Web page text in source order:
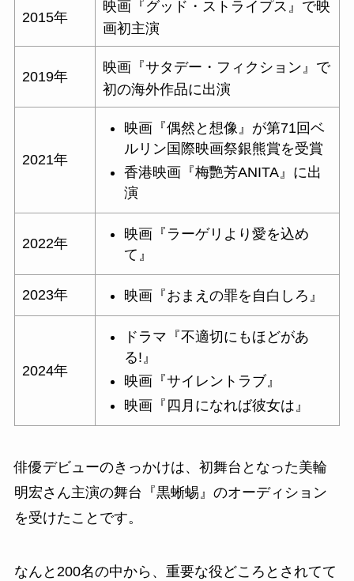
2015年
映画『 グッド・ストライプス 』で映
画初主演
2019年
映画『サタデー・フィクション』 で
初の海外作品に出演
2021年
映画『偶然と想像 』が第71回ベ
ルリン国際映画祭銀熊賞を受賞
香港映画『梅艷芳ANITA』に出
演
2022年
映画『ラーゲリより愛を込め
て』
2023年 映画『おまえの罪を自白しろ』
2024年
ドラマ『不適切にもほどがあ
る!』
映画『サイレントラブ』
映画『四月になれば彼女は』
俳優デビューのきっかけは、初舞台となった美輪
明宏さん主演の舞台『黒蜥蜴』のオーディション
を受けたことです。
なんと200名の中から、重要な役どころとされてて